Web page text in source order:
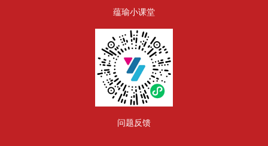
蕴瑜小课堂
问题反馈